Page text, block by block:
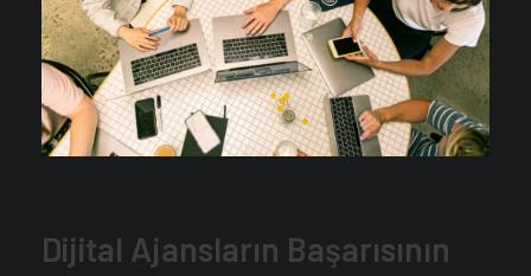
Dijital Ajansların Başarısının